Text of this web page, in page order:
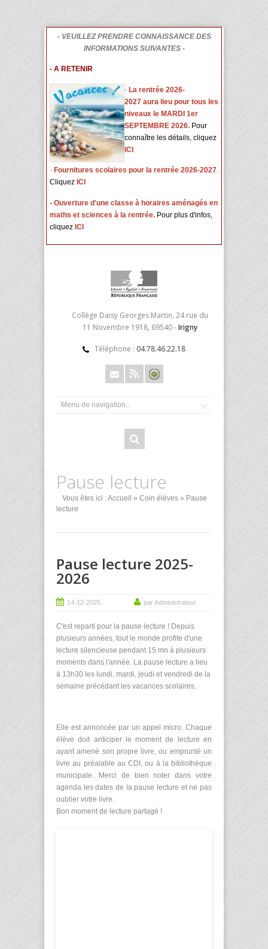
- VEUILLEZ PRENDRE CONNAISSANCE DES
INFORMATIONS SUIVANTES -
- A RETENIR
- La rentrée 2026-
2027 aura lieu pour tous les
niveaux le MARDI 1er
SEPTEMBRE 2026. Pour
connaître les détails, cliquez
ICI
- Fournitures scolaires pour la rentrée 2026-2027.
Cliquez ICI
- Ouverture d'une classe à horaires aménagés en
maths et sciences à la rentrée. Pour plus d'infos,
cliquez ICI
Collège Daisy Georges Martin, 24 rue du
11 Novembre 1918, 69540 -Irigny
Téléphone : 04.78.46.22.18
Pause lecture
Vous êtes ici :Accueil » Coin élèves » Pause
lecture
Pause lecture 2025-
2026
14-12-2025 par Administrateur
C'est reparti pour la pause lecture ! Depuis
plusieurs années, tout le monde profite d'une
lecture silencieuse pendant 15 mn à plusieurs
moments dans l'année. La pause lecture a lieu
à 13h30 les lundi, mardi, jeudi et vendredi de la
semaine précédant les vacances scolaires.
Elle est annoncée par un appel micro. Chaque
élève doit anticiper le moment de lecture en
ayant amené son propre livre, ou emprunté un
livre au préalable au CDI, ou à la bibliothèque
municipale. Merci de bien noter dans votre
agenda les dates de la pause lecture et ne pas
oublier votre livre.
Bon moment de lecture partagé !